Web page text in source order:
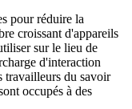
pour réduire la
croissant d'appareils
sur le lieu de
d'interaction
travailleurs du savoir
occupés à des